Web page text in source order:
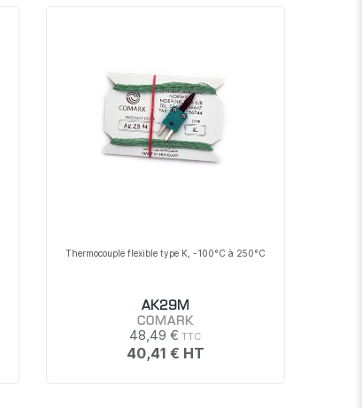
Thermocouple flexible type K, -100°C à 250°C
AK29M
COMARK
48,49 €
40,41 €